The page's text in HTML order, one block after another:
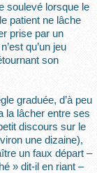
soulevé lorsque le
patient ne lâche
prise par un
qu’un jeu
son
graduée, d’à peu
la lâcher entre ses
discours sur le
une dizaine),
un faux départ –
» dit-il en riant –